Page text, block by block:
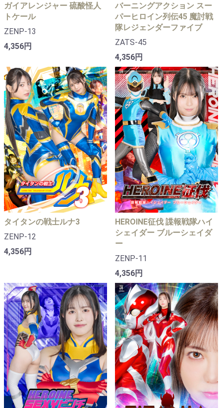
ガイアレンジャー 硫酸怪人
トケール
ZENP-13
4,356円
バーニングアクション スー
パーヒロイン列伝45 魔討戦
隊レジェンダーファイブ
ZATS-45
4,356円
タイタンの戦士ルナ3
ZENP-12
4,356円
HEROINE征伐 諜報戦隊ハイ
シェイダー ブルーシェイダ
ー
ZENP-11
4,356円